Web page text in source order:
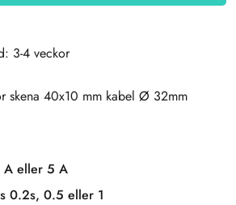
3-4 veckor
skena 40x10 mm kabel Ø 32mm
A eller 5 A
0.2s, 0.5 eller 1